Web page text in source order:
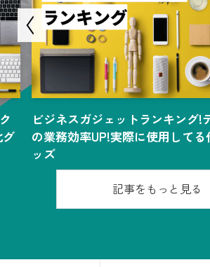
ビジネスガジェットランキング!
の業務効率UP!実際に使用して
ッズ
記事をもっと見る